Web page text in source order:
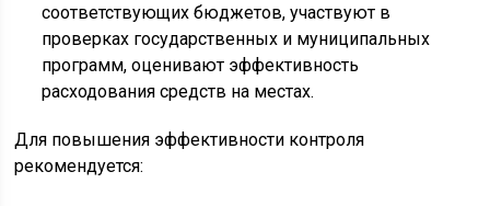
соответствующих бюджетов, участвуют в
проверках государственных и муниципальных
программ, оценивают эффективность
расходования средств на местах.
Для повышения эффективности контроля
рекомендуется: